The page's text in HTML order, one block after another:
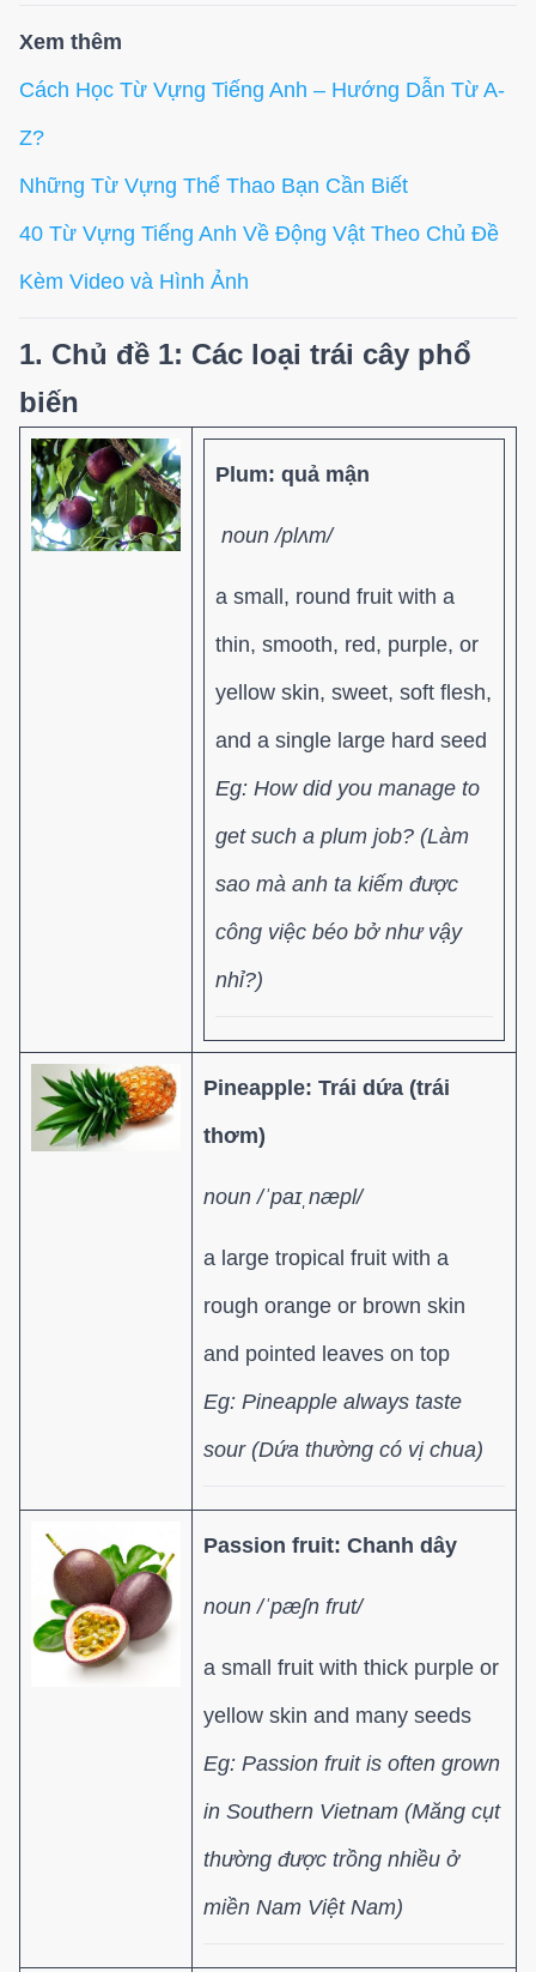
Xem thêm
Cách Học Từ Vựng Tiếng Anh – Hướng Dẫn Từ A-
Z?
Những Từ Vựng Thể Thao Bạn Cần Biết
40 Từ Vựng Tiếng Anh Về Động Vật Theo Chủ Đề
Kèm Video và Hình Ảnh
1. Chủ đề 1: Các loại trái cây phổ
biến
Plum: quả mận
noun /plʌm/
a small, round fruit with a
thin, smooth, red, purple, or
yellow skin, sweet, soft flesh,
and a single large hard seed
Eg: How did you manage to
get such a plum job? (Làm
sao mà anh ta kiếm được
công việc béo bở như vậy
nhỉ?)
Pineapple: Trái dứa (trái
thơm)
noun /ˈpaɪˌnæpl/
a large tropical fruit with a
rough orange or brown skin
and pointed leaves on top
Eg: Pineapple always taste
sour (Dứa thường có vị chua)
Passion fruit: Chanh dây
noun /ˈpæʃn frut/
a small fruit with thick purple or
yellow skin and many seeds
Eg: Passion fruit is often grown
in Southern Vietnam (Măng cụt
thường được trồng nhiều ở
miền Nam Việt Nam)